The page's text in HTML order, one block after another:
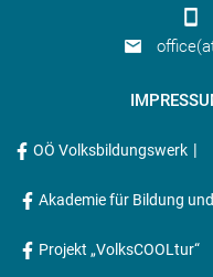
OÖ Volksbildungswerk |
Akademie für Bildung
Projekt „VolksCOOLtur“